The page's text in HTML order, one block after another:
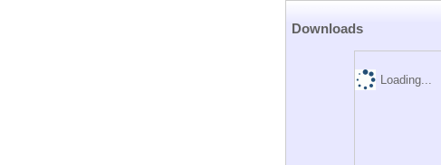
Downloads
Loading...